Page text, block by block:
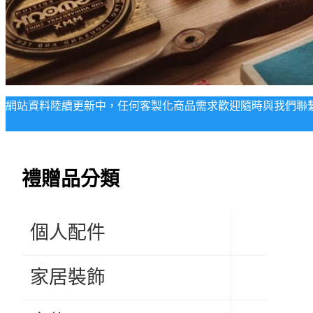
網站資料陸續更新中，任何客製化商品需求歡迎隨時與我們聯
禮贈品分類
個人配件
家居裝飾